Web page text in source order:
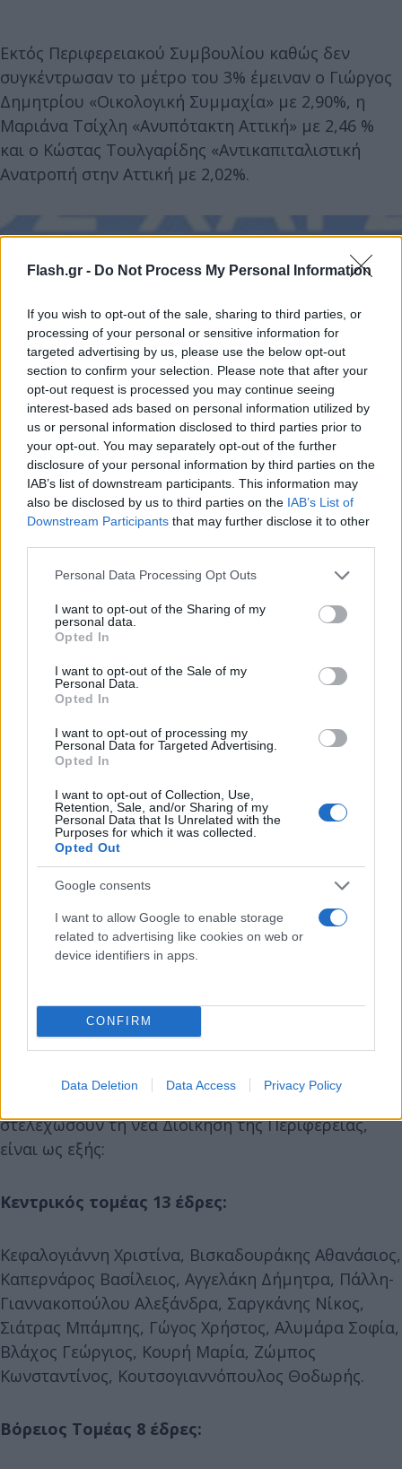
Flash.gr - Do Not Process My Personal Information
If you wish to opt-out of the sale, sharing to third parties, or
processing of your personal or sensitive information for
targeted advertising by us, please use the below opt-out
section to confirm your selection. Please note that after your
opt-out request is processed you may continue seeing
interest-based ads based on personal information utilized by
us or personal information disclosed to third parties prior to
your opt-out. You may separately opt-out of the further
disclosure of your personal information by third parties on the
IAB’s list of downstream participants. This information may
also be disclosed by us to third parties on the IAB’s List of
Downstream Participants that may further disclose it to other
Please note that this website/app uses one or more Google
not limited to your visit or usage behaviour. You may click to
grant or deny consent to Google and its third-party tags to
use your data for below specified purposes in below Google
consent section.
Personal Data Processing Opt Outs
I want to opt-out of the Sharing of my
personal data.
Opted In
I want to opt-out of the Sale of my
Personal Data.
Opted In
I want to opt-out of processing my
Personal Data for Targeted Advertising.
Opted In
I want to opt-out of Collection, Use,
Retention, Sale, and/or Sharing of my
Personal Data that Is Unrelated with the
Purposes for which it was collected.
Opted Out
Google consents
I want to allow Google to enable storage
related to advertising like cookies on web or
device identifiers in apps.
CONFIRM
Data Deletion Data Access Privacy Policy
Εκτός Περιφερειακού Συμβουλίου καθώς δεν
συγκέντρωσαν το μέτρο του 3% έμειναν ο Γιώργος
Δημητρίου «Οικολογική Συμμαχία» με 2,90%, η
Μαριάνα Τσίχλη «Ανυπότακτη Αττική» με 2,46 %
και ο Κώστας Τουλγαρίδης «Αντικαπιταλιστική
Ανατροπή στην Αττική με 2,02%.
Σύμφωνα με τις αρχικές εκτιμήσεις οι
περιφερειακοί σύμβουλοι ανά Περιφερειακή
Ενότητα, οι οποίοι αναδείχθηκαν με τον
στελεχώσουν τη νέα Διοίκηση της Περιφέρειας,
είναι ως εξής:
Κεντρικός τομέας 13 έδρες:
Κεφαλογιάννη Χριστίνα, Βισκαδουράκης Αθανάσιος,
Καπερνάρος Βασίλειος, Αγγελάκη Δήμητρα, Πάλλη-
Γιαννακοπούλου Αλεξάνδρα, Σαργκάνης Νίκος,
Σιάτρας Μπάμπης, Γώγος Χρήστος, Αλυμάρα Σοφία,
Βλάχος Γεώργιος, Κουρή Μαρία, Ζώμπος
Κωνσταντίνος, Κουτσογιαννόπουλος Θοδωρής.
Βόρειος Τομέας 8 έδρες: